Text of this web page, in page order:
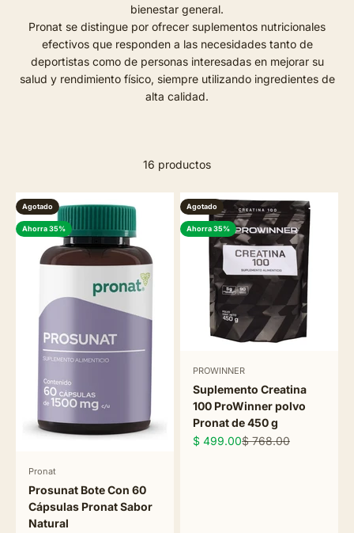
bienestar general.
Pronat se distingue por ofrecer suplementos nutricionales
efectivos que responden a las necesidades tanto de
deportistas como de personas interesadas en mejorar su
salud y rendimiento físico, siempre utilizando ingredientes de
alta calidad.
16 productos
Agotado
Ahorra 35%
Pronat
Prosunat Bote Con 60
Cápsulas Pronat Sabor
Natural
Agotado
Ahorra 35%
PROWINNER
Suplemento Creatina
100 ProWinner polvo
Pronat de 450 g
Precio de oferta
$ 499.00Precio normal
$ 768.00